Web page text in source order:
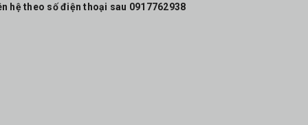
hệ theo số điện thoại sau 0917762938